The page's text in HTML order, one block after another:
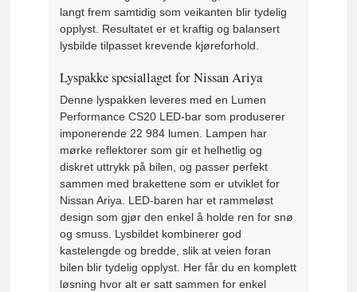
langt frem samtidig som veikanten blir tydelig
opplyst. Resultatet er et kraftig og balansert
lysbilde tilpasset krevende kjøreforhold.
Lyspakke spesiallaget for Nissan Ariya
Denne lyspakken leveres med en Lumen
Performance CS20 LED-bar som produserer
imponerende 22 984 lumen. Lampen har
mørke reflektorer som gir et helhetlig og
diskret uttrykk på bilen, og passer perfekt
sammen med brakettene som er utviklet for
Nissan Ariya. LED-baren har et rammeløst
design som gjør den enkel å holde ren for snø
og smuss. Lysbildet kombinerer god
kastelengde og bredde, slik at veien foran
bilen blir tydelig opplyst. Her får du en komplett
løsning hvor alt er satt sammen for enkel